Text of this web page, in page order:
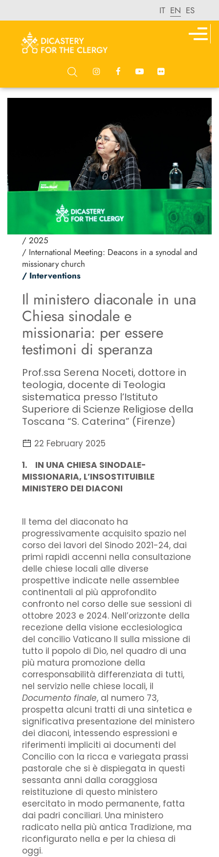
IT EN ES
/ 2025
/ International Meeting: Deacons in a synodal and
missionary church
/ Interventions
Il ministero diaconale in una
Chiesa sinodale e
missionaria: per essere
testimoni di speranza
Prof.ssa Serena Noceti, dottore in
teologia, docente di Teologia
sistematica presso l’Istituto
Superiore di Scienze Religiose della
Toscana “S. Caterina” (Firenze)
22 February 2025
1. IN UNA CHIESA SINODALE-
MISSIONARIA, L’INSOSTITUIBILE
MINISTERO DEI DIACONI
Il tema del diaconato ha
progressivamente acquisito spazio nel
corso dei lavori del Sinodo 2021-24, dai
primi rapidi accenni nella consultazione
delle chiese locali alle diverse
prospettive indicate nelle assemblee
continentali al più approfondito
confronto nel corso delle sue sessioni di
ottobre 2023 e 2024. Nell’orizzonte della
recezione della visione ecclesiologica
del concilio Vaticano II sulla missione di
tutto il popolo di Dio, nel quadro di una
più matura promozione della
corresponsabilità differenziata di tutti,
nel servizio nelle chiese locali, il
Documento finale, al numero 73,
prospetta alcuni tratti di una sintetica e
significativa presentazione del ministero
dei diaconi, intessendo espressioni e
riferimenti impliciti ai documenti del
Concilio con la ricca e variegata prassi
pastorale che si è dispiegata in questi
sessanta anni dalla coraggiosa
reistituzione di questo ministero
esercitato in modo permanente, fatta
dai padri conciliari. Una ministero
radicato nella più antica Tradizione, ma
riconfigurato nella e per la chiesa di
oggi.